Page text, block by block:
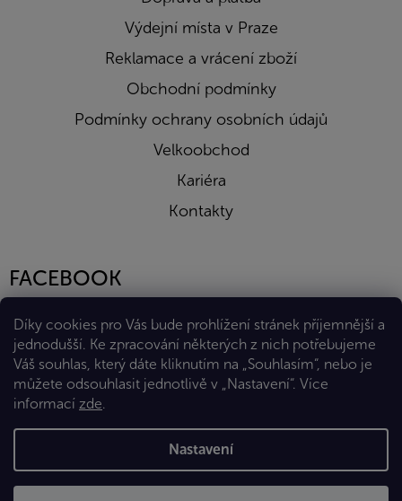
Díky cookies pro Vás bude prohlížení stránek příjemnější a
jednodušší. Ke zpracování některých z nich potřebujeme
Váš souhlas, který dáte kliknutím na „Souhlasím“, nebo je
můžete odsouhlasit jednotlivě v „Nastavení“. Více
informací zde.
Nastavení
Výdejní místa v Praze
Reklamace a vrácení zboží
Obchodní podmínky
Podmínky ochrany osobních údajů
Velkoobchod
Kariéra
Kontakty
FACEBOOK
Vytvořil Shoptet Premium
Copyright 2026Eshop Diana Company, spol. s r.o.. Všechna